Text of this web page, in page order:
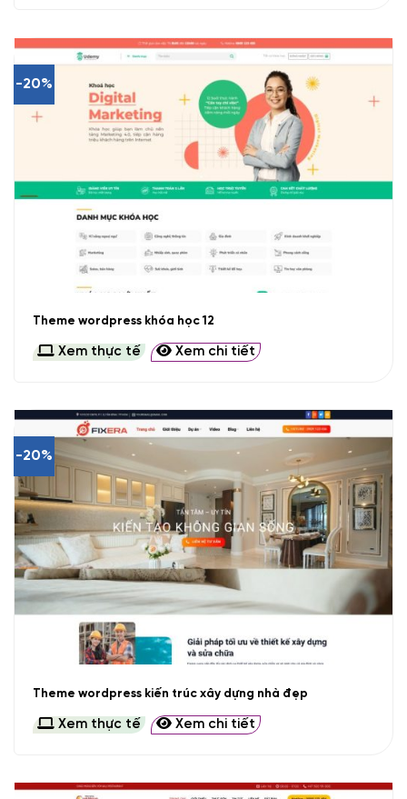
-20%
Theme wordpress khóa học 12
Xem thực tế Xem chi tiết
-20%
Theme wordpress kiến trúc xây dựng nhà đẹp
Xem thực tế Xem chi tiết